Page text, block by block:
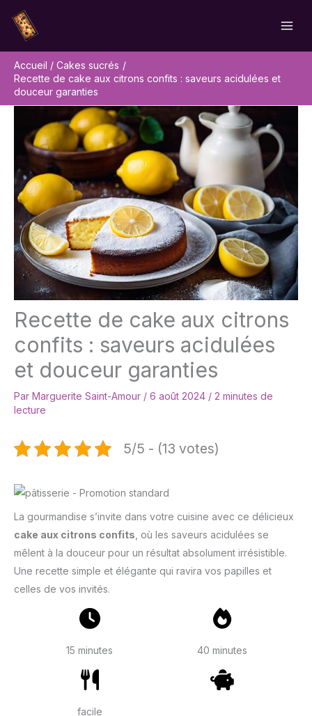
contenu
Accueil
Cakes sucrés
Recette de cake aux citrons confits : saveurs acidulées et
douceur garanties
Recette de cake aux citrons
confits : saveurs acidulées
et douceur garanties
Par Marguerite Saint-Amour / 6 août 2024 / 2 minutes de
lecture
5/5 - (13 votes)
La gourmandise s’invite dans votre cuisine avec ce délicieux
cake aux citrons confits , où les saveurs acidulées se
mêlent à la douceur pour un résultat absolument irrésistible.
Une recette simple et élégante qui ravira vos papilles et
celles de vos invités.
15 minutes 40 minutes
facile
Rechercher